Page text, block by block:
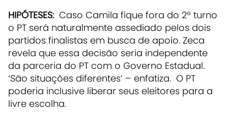
HIPÓTESES: Caso Camila fique fora do 2º turno
o PT será naturalmente assediado pelos dois
partidos finalistas em busca de apoio. Zeca
revela que essa decisão seria independente
da parceria do PT com o Governo Estadual.
‘São situações diferentes’ – enfatiza. O PT
poderia inclusive liberar seus eleitores para a
livre escolha.